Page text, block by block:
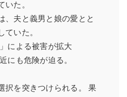
いた。
、夫と義男と娘の愛とと
ていた。
による被害が拡大
にも危険が迫る。
択を突きつけられる。 果